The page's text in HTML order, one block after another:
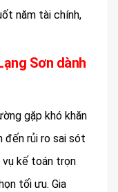
năm tài chính,
Sơn dành
gặp khó khăn
đến rủi ro sai sót
vụ kế toán trọn
tối ưu. Gia